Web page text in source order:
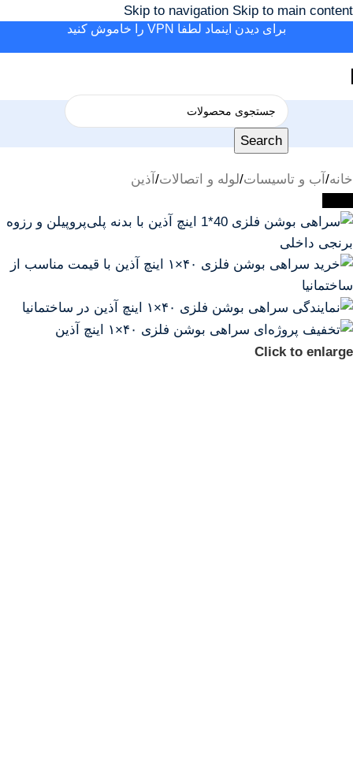
Skip to navigation Skip to main content
برای دیدن اینماد لطفا VPN را خاموش کنید
Search
خانه/ آب و تاسیسات/لوله و اتصالات/ آذین
Click to enlarge